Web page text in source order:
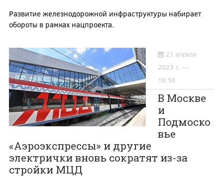
Развитие железнодорожной инфраструктуры набирает
обороты в рамках нацпроекта.
21 апреля
2023 г. —
16:56
В Москве
и
Подмоско
вье
«Аэроэкспрессы» и другие
электрички вновь сократят из-за
стройки МЦД